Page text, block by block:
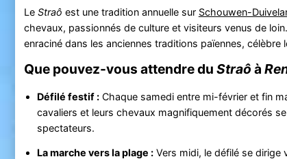
Le Straô est une tradition annuelle sur Schouwen-
chevaux, passionnés de culture et visiteurs venus de
enraciné dans les anciennes traditions païennes,
Que pouvez-vous attendre du Straô à
Défilé festif :Chaque samedi entre mi-février et fin
cavaliers et leurs chevaux magnifiquement décorés
spectateurs.
La marche vers la plage :Vers midi, le défilé se dirige